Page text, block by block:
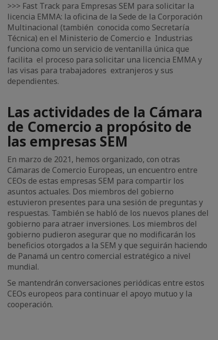
>>> Fast Track para Empresas SEM para solicitar la
licencia EMMA: la oficina de la Sede de la Corporación
Multinacional (también conocida como Secretaría
Técnica) en el Ministerio de Comercio e Industrias
funciona como un servicio de ventanilla única que
facilita el proceso para solicitar una licencia EMMA y
las visas para trabajadores extranjeros y sus
dependientes.
Las actividades de la Cámara
de Comercio a propósito de
las empresas SEM
En marzo de 2021, hemos organizado, con otras
Cámaras de Comercio Europeas, un encuentro entre
CEOs de estas empresas SEM para compartir los
asuntos actuales. Dos miembros del gobierno
estuvieron presentes para una sesión de preguntas y
respuestas. También se habló de los nuevos planes del
gobierno para atraer inversiones. Los miembros del
gobierno pudieron asegurar que no modificarán los
beneficios otorgados a la SEM y que seguirán haciendo
de Panamá un centro comercial estratégico a nivel
mundial.
Se mantendrán conversaciones periódicas entre estos
CEOs europeos para continuar el apoyo mutuo y la
cooperación.